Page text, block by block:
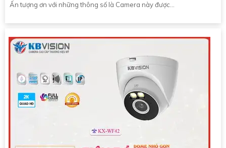
Ấn tượng ơn với những thông số là Camera này được...